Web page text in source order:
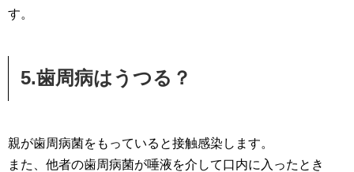
す。
5.歯周病はうつる？
親が歯周病菌をもっていると接触感染します。
また、他者の歯周病菌が唾液を介して口内に入ったとき